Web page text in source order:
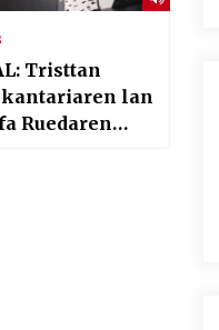
Tristtan
Ruedaren